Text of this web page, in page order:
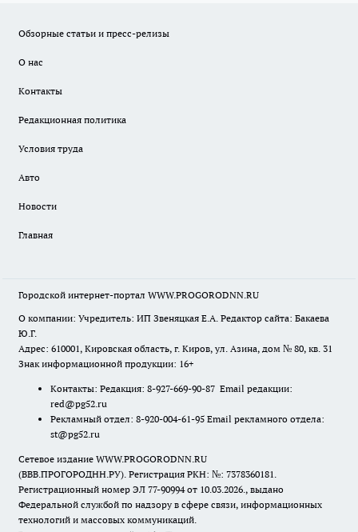
Обзорные статьи и пресс-релизы
О нас
Контакты
Редакционная политика
Условия труда
Авто
Новости
Главная
Городской интернет-портал WWW.PROGORODNN.RU
О компании: Учредитель: ИП Звеняцкая Е.А. Редактор сайта: Бакаева
Ю.Г.
Адрес: 610001, Кировская область, г. Киров, ул. Азина, дом № 80, кв. 31
Знак информационной продукции: 16+
Контакты: Редакция: 8-927-669-90-87 Email редакции:
red@pg52.ru
Рекламный отдел: 8-920-004-61-95 Email рекламного отдела:
st@pg52.ru
Сетевое издание WWW.PROGORODNN.RU
(ВВВ.ПРОГОРОДНН.РУ). Регистрация РКН: №: 7378360181.
Регистрационный номер ЭЛ 77-90994 от 10.03.2026., выдано
Федеральной службой по надзору в сфере связи, информационных
технологий и массовых коммуникаций.